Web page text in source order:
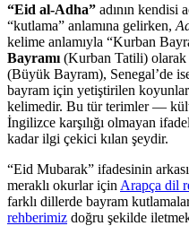
“Eid al-Adha” adının kendisi
“kutlama” anlamına gelirken,
kelime anlamıyla “Kurban
Bayramı (Kurban Tatili) olarak
(Büyük Bayram), Senegal’de
bayram için yetiştirilen
kelimedir. Bu tür terimler —
İngilizce karşılığı olmayan
kadar ilgi çekici kılan şeydir.
“Eid Mubarak” ifadesinin
meraklı okurlar için Arapça dil
farklı dillerde bayram
rehberimiz doğru şekilde